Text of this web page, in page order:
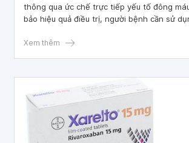
thông qua ức chế trực tiếp yếu tố đông
bảo hiệu quả điều trị, người bệnh cần sử
Xem thêm